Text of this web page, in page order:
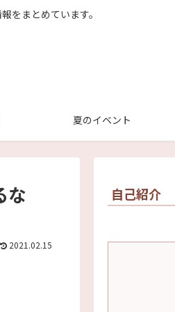
をまとめています。
夏のイベント
な
2021.02.15
自己紹介